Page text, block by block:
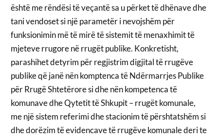
është me rëndësi të veçantë sa u përket të dhënave dhe
tani vendoset si një parametër i nevojshëm për
funksionimin më të mirë të sistemit të menaxhimit të
mjeteve rrugore në rrugët publike. Konkretisht,
parashihet detyrim për regjistrim digjital të rrugëve
publike që janë nën komptenca të Ndërmarrjes Publike
për Rrugë Shtetërore si dhe nën kompetenca të
komunave dhe Qytetit të Shkupit – rrugët komunale,
me një sistem referimi dhe stacionim të përshtatshëm si
dhe dorëzim të evidencave të rrugëve komunale deri te